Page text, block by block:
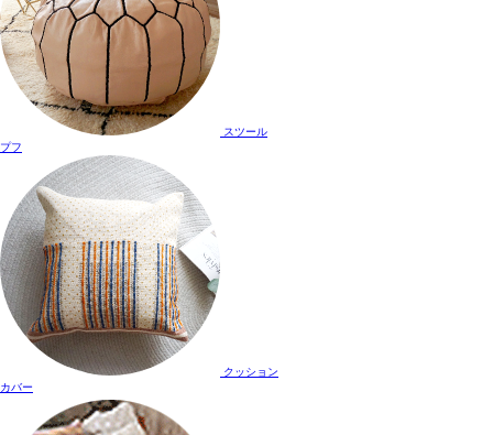
スツール
プフ
クッション
カバー